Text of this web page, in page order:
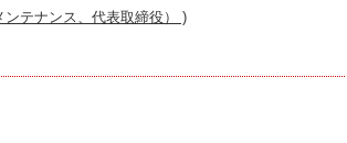
ンテナンス、代表取締役） )